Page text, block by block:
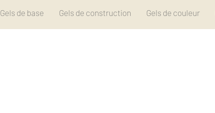
Gels de base Gels de construction Gels de couleur